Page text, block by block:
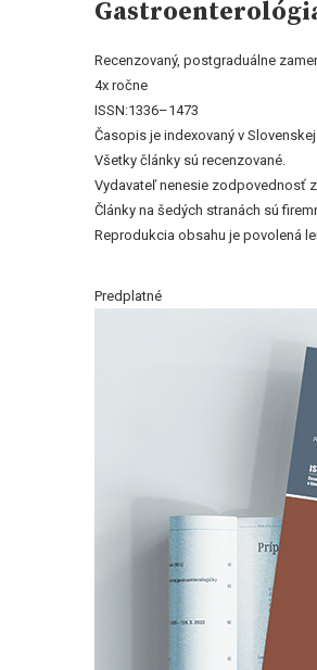
Recenzovaný, postgraduálne
4x ročne
ISSN:1336–1473
Časopis je indexovaný v
Všetky články sú recenzované.
Vydavateľ nenesie zodpovednosť
Články na šedých stranách sú
Reprodukcia obsahu je povolená
Predplatné